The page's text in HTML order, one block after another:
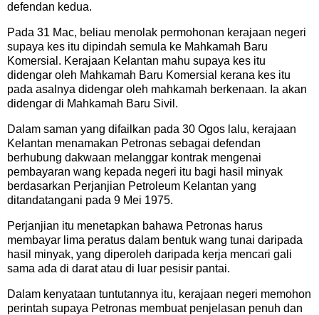
defendan kedua.
Pada 31 Mac, beliau menolak permohonan kerajaan negeri
supaya kes itu dipindah semula ke Mahkamah Baru
Komersial. Kerajaan Kelantan mahu supaya kes itu
didengar oleh Mahkamah Baru Komersial kerana kes itu
pada asalnya didengar oleh mahkamah berkenaan. Ia akan
didengar di Mahkamah Baru Sivil.
Dalam saman yang difailkan pada 30 Ogos lalu, kerajaan
Kelantan menamakan Petronas sebagai defendan
berhubung dakwaan melanggar kontrak mengenai
pembayaran wang kepada negeri itu bagi hasil minyak
berdasarkan Perjanjian Petroleum Kelantan yang
ditandatangani pada 9 Mei 1975.
Perjanjian itu menetapkan bahawa Petronas harus
membayar lima peratus dalam bentuk wang tunai daripada
hasil minyak, yang diperoleh daripada kerja mencari gali
sama ada di darat atau di luar pesisir pantai.
Dalam kenyataan tuntutannya itu, kerajaan negeri memohon
perintah supaya Petronas membuat penjelasan penuh dan